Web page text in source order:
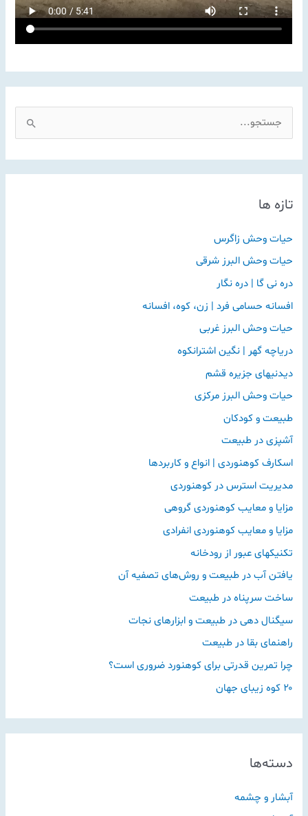
ت
و
ر
ا
ی
:
تازه ها
حیات وحش زاگرس
حیات وحش البرز شرقی
دره نی گا | دره نگار
افسانه حسامی فرد | زن، کوه، افسانه
حیات وحش البرز غربی
دریاچه گهر | نگین اشترانکوه
دیدنیهای جزیره قشم
حیات وحش البرز مرکزی
طبیعت و کودکان
آشپزی در طبیعت
اسکارف کوهنوردی | انواع و کاربردها
مدیریت استرس در کوهنوردی
مزایا و معایب کوهنوردی گروهی
مزایا و معایب کوهنوردی انفرادی
تکنیکهای عبور از رودخانه
یافتن آب در طبیعت و روش‌های تصفیه آن
ساخت سرپناه در طبیعت
سیگنال دهی در طبیعت و ابزارهای نجات
راهنمای بقا در طبیعت
چرا تمرین قدرتی برای کوهنورد ضروری است؟
۲۰ کوه زیبای جهان
دسته‌ها
آبشار و چشمه